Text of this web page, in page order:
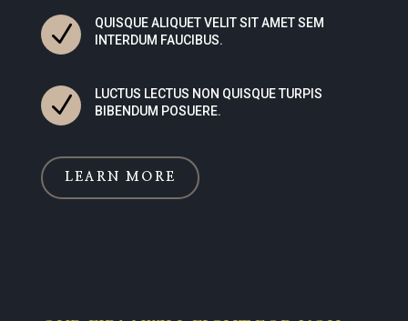
N
QUISQUE ALIQUET VELIT SIT AMET SEM
INTERDUM FAUCIBUS.
N
LUCTUS LECTUS NON QUISQUE TURPIS
BIBENDUM POSUERE.
LEARN MORE